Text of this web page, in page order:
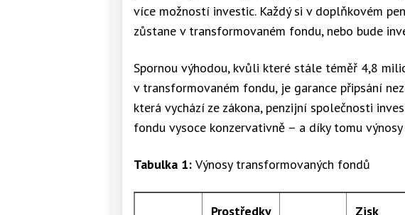
více možností investic. Každý si v doplňkovém
zůstane v transformovaném fondu, nebo bude
Spornou výhodou, kvůli které stále téměř 4,8
v transformovaném fondu, je garance připsání
která vychází ze zákona, penzijní společnosti
fondu vysoce konzervativně – a díky tomu
Tabulka 1: Výnosy transformovaných fondů
Prostředky
Zisk